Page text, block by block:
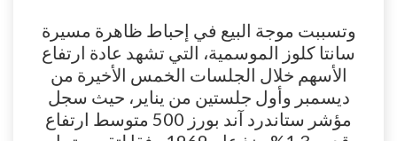
وتسببت موجة البيع في إحباط ظاهرة مسيرة
سانتا كلوز الموسمية، التي تشهد عادة ارتفاع
الأسهم خلال الجلسات الخمس الأخيرة من
ديسمبر وأول جلستين من يناير، حيث سجل
مؤشر ستاندرد آند بورز 500 متوسط ارتفاع